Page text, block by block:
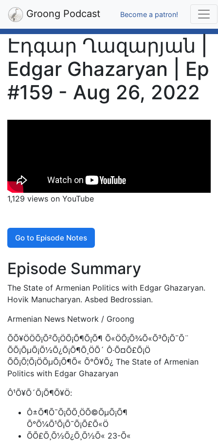
Groong Podcast Become a patron!
Էդգար Ղազարյան |
Edgar Ghazaryan | Ep
#159 - Aug 26, 2022
1,129 views on YouTube
Go to Episode Notes
Episode Summary
The State of Armenian Politics with Edgar Ghazaryan.
Hovik Manucharyan. Asbed Bedrossian.
Armenian News Network / Groong
ÕÕ¥ÖÖÕ¡Õ²Õ¡ÖÕ¡Õ¶Õ¡Õ¶ Õ«ÖÕ¡Õ¾Õ«Õ³Õ¡Õ¯Õ¨
ÕÕ¡ÕµÕ¡Õ½Õ¿Õ¡Õ¶Õ¸ÖÕ´ Ô·Õ¤Õ£Õ¡Ö
ÕÕ¡Õ¦Õ¡ÖÕµÕ¡Õ¶Õ« Õ°Õ¥Õ¿ The State of Armenian
Politics with Edgar Ghazaryan
Ô¹Õ¥Õ´Õ¡Õ¶Õ¥Ö:
Ô±Õ¶Õ¯Õ¡Õ­Õ¸ÖÕ©ÕµÕ¡Õ¶
Õ°Õ¼Õ¹Õ¡Õ¯Õ¡Õ£Õ«Ö
ÕÕ£Õ¸Õ½Õ¿Õ¸Õ½Õ« 23-Õ«